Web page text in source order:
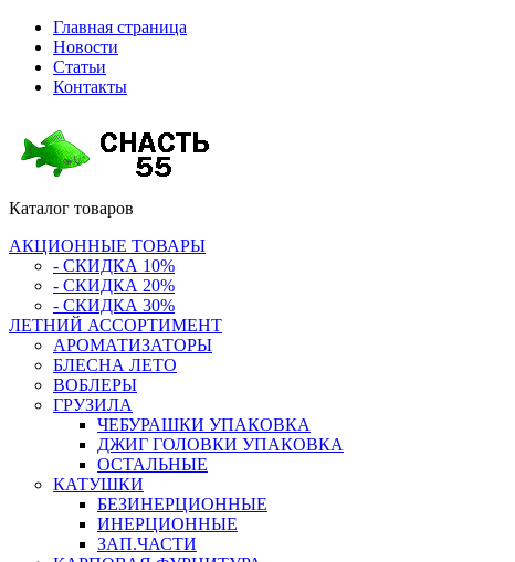
Главная страница
Новости
Статьи
Контакты
Каталог товаров
АКЦИОННЫЕ ТОВАРЫ
- СКИДКА 10%
- СКИДКА 20%
- СКИДКА 30%
ЛЕТНИЙ АССОРТИМЕНТ
АРОМАТИЗАТОРЫ
БЛЕСНА ЛЕТО
ВОБЛЕРЫ
ГРУЗИЛА
ЧЕБУРАШКИ УПАКОВКА
ДЖИГ ГОЛОВКИ УПАКОВКА
ОСТАЛЬНЫЕ
КАТУШКИ
БЕЗИНЕРЦИОННЫЕ
ИНЕРЦИОННЫЕ
ЗАП.ЧАСТИ